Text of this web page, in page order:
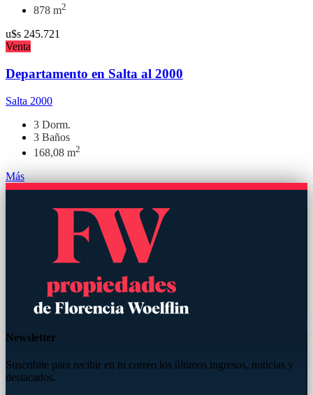
878 m2
u$s 245.721
Venta
Departamento en Salta al 2000
Salta 2000
3 Dorm.
3 Baños
168,08 m2
Más
Newsletter
Suscribite para recibir en tu correo los últimos ingresos, noticias y
destacados.